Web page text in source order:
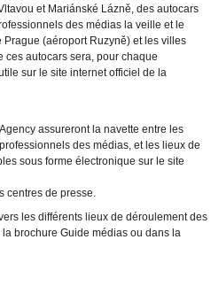
et Mariánské Lázně, des autocars
des médias la veille et le
Prague (aéroport Ruzyně) et les villes
autocars sera, pour chaque
sur le site internet officiel de la
assureront la navette entre les
des médias, et les lieux de
sous forme électronique sur le site
centres de presse.
les différents lieux de déroulement des
brochure Guide médias ou dans la